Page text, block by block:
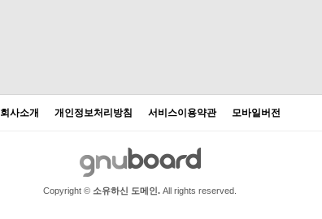
회사소개 개인정보처리방침 서비스이용약관 모바일버전
Copyright © 소유하신 도메인. All rights reserved.